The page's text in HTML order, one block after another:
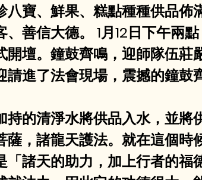
八寶、鮮果、糕點種種供品佈
善信大德。 1月12日下午兩
開壇。鐘鼓齊鳴，迎師隊伍莊
請進了法會現場，震撼的鐘鼓
的清淨水將供品入水，並將
薩，諸龍天護法。就在這個時
「諸天的助力，加上行者的福